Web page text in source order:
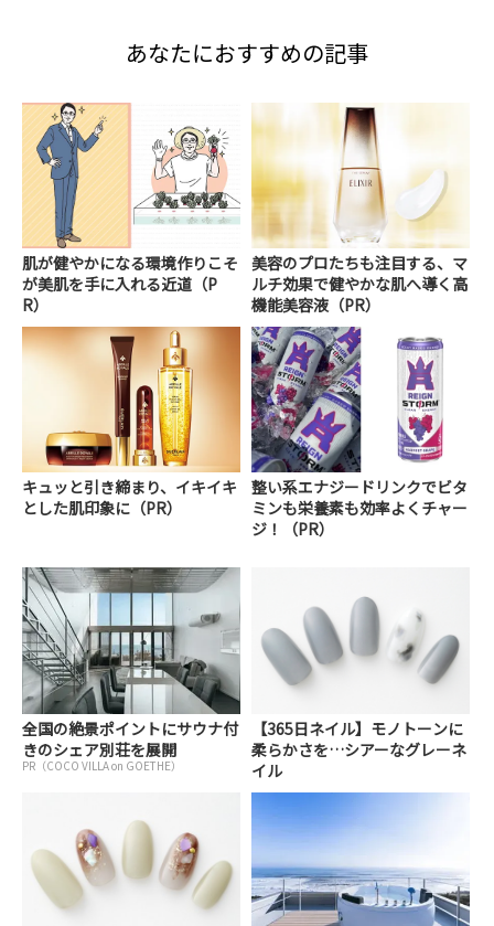
あなたにおすすめの記事
肌が健やかになる環境作りこそ
が美肌を手に入れる近道（P
R）
美容のプロたちも注目する、マ
ルチ効果で健やかな肌へ導く高
機能美容液（PR）
キュッと引き締まり、イキイキ
とした肌印象に（PR）
整い系エナジードリンクでビタ
ミンも栄養素も効率よくチャー
ジ！（PR）
全国の絶景ポイントにサウナ付
きのシェア別荘を展開
PR（COCO VILLA on GOETHE）
【365日ネイル】モノトーンに
柔らかさを…シアーなグレーネ
イル